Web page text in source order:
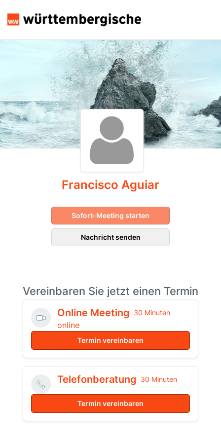
Francisco Aguiar
Sofort-Meeting starten
Nachricht senden
Vereinbaren Sie jetzt einen Termin
Online Meeting 30 Minuten
online
Termin vereinbaren
Telefonberatung 30 Minuten
Termin vereinbaren